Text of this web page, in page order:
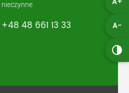
A+
A-
nieczynne
+48 48 661 13 33